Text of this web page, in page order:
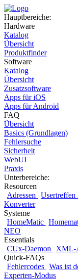
Hauptbereiche:
Hardware
Katalog
Übersicht
Produktfinder
Software
Katalog
Übersicht
Zusatzsoftware
Apps für iOS
Apps für Android
FAQ
Übersicht
Basics (Grundlagen)
Fehlersuche
Sicherheit
WebUI
Praxis
Unterbereiche:
Resourcen
Adressen
Usertreffen
Konverter
Systeme
HomeMatic
NEO
Essentials
CUx-Daemon
XML-
Quick-FAQs
Fehlercodes Was ist
Experten-Modus